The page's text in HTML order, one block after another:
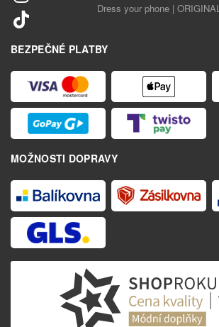
Dress your phone | ORIGINAL
BEZPEČNÉ PLATBY
MOŽNOSTI DOPRAVY